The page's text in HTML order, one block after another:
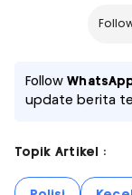
Follow
update berita
Topik Artikel :